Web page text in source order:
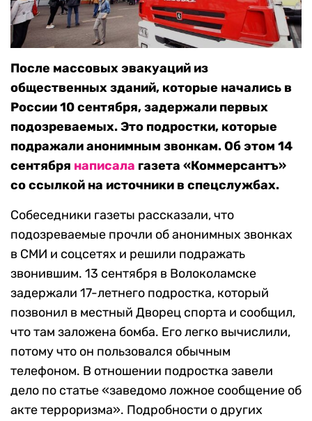
После массовых эвакуаций из
общественных зданий, которые начались в
России 10 сентября, задержали первых
подозреваемых. Это подростки, которые
подражали анонимным звонкам. Об этом 14
сентября написала газета «Коммерсантъ»
со ссылкой на источники в спецслужбах.
Собеседники газеты рассказали, что
подозреваемые прочли об анонимных звонках
в СМИ и соцсетях и решили подражать
звонившим. 13 сентября в Волоколамске
задержали 17-летнего подростка, который
позвонил в местный Дворец спорта и сообщил,
что там заложена бомба. Его легко вычислили,
потому что он пользовался обычным
телефоном. В отношении подростка завели
дело по статье «заведомо ложное сообщение об
акте терроризма». Подробности о других